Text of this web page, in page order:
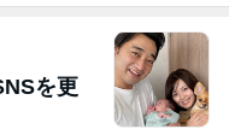
を更